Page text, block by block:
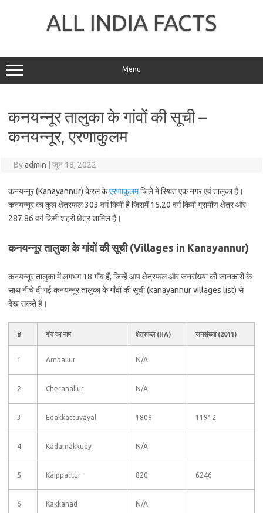
ALL INDIA FACTS
Menu
कनयन्नूर तालुका के गांवों की सूची –
कनयन्नूर, एरणाकुलम
Byadmin जून 18, 2022
कनयन्नूर (Kanayannur) केरल केएरणाकुलमजिले में स्थित एक नगर एवं तालुका है।
कनयन्नूर का कुल क्षेत्रफल 303 वर्ग किमी है जिसमें 15.20 वर्ग किमी ग्रामीण क्षेत्र और
287.86 वर्ग किमी शहरी क्षेत्र शामिल है।
कनयन्नूर तालुका के गांवों की सूची (Villages in Kanayannur)
कनयन्नूर तालुका में लगभग 18 गाँव हैं, जिन्हें आप क्षेत्रफल और जनसंख्या की जानकारी के
साथ नीचे दी गई कनयन्नूर तालुका के गाँवों की सूची (kanayannur villages list) से
देख सकते हैं।
# गांव का नाम क्षेत्रफल (HA) जनसंख्या (2011)
1 Amballur N/A
2 Cheranallur N/A
3 Edakkattuvayal 1808 11912
4 Kadamakkudy N/A
5 Kaippattur 820 6246
6 Kakkanad N/A